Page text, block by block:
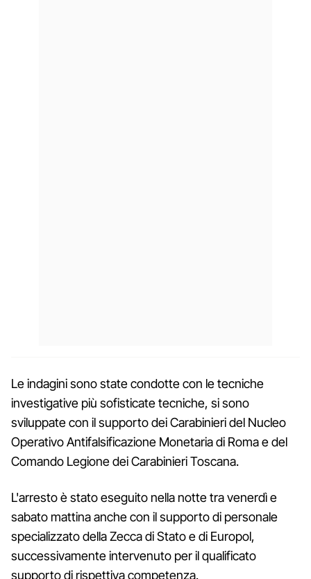
Le indagini sono state condotte con le tecniche
investigative più sofisticate tecniche, si sono
sviluppate con il supporto dei Carabinieri del Nucleo
Operativo Antifalsificazione Monetaria di Roma e del
Comando Legione dei Carabinieri Toscana.
L'arresto è stato eseguito nella notte tra venerdì e
sabato mattina anche con il supporto di personale
specializzato della Zecca di Stato e di Europol,
successivamente intervenuto per il qualificato
supporto di rispettiva competenza.